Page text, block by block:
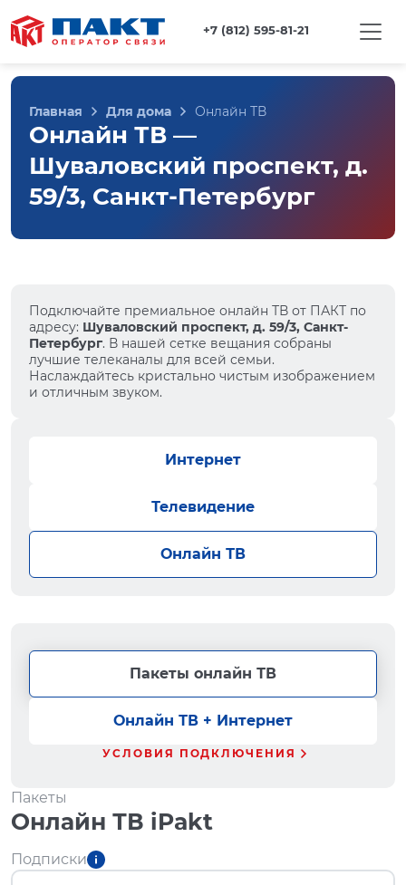
+7 (812) 595-81-21
Главная Для дома Онлайн ТВ
Онлайн ТВ —
Шуваловский проспект, д.
59/3, Санкт-Петербург
Подключайте премиальное онлайн ТВ от ПАКТ по
адресу: Шуваловский проспект, д. 59/3, Санкт-
Петербург. В нашей сетке вещания собраны
лучшие телеканалы для всей семьи.
Наслаждайтесь кристально чистым изображением
и отличным звуком.
Интернет
Телевидение
Онлайн ТВ
Пакеты онлайн ТВ
Онлайн ТВ + Интернет
УСЛОВИЯ ПОДКЛЮЧЕНИЯ
Пакеты
Онлайн ТВ iPakt
Подписки